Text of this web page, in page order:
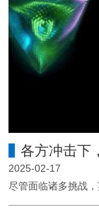
各方冲击下
2025-02-17
尽管面临诸多挑战